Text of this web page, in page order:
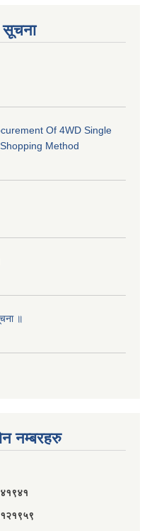
सूचना
Of 4WD Single
Method
॥
नम्बरहरु